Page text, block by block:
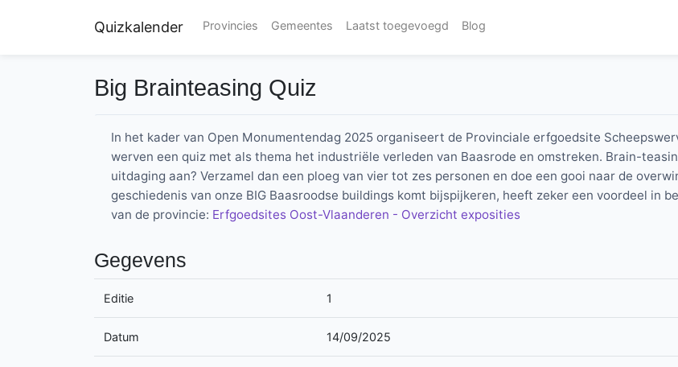
Quizkalender Provincies Gemeentes Laatst toegevoegd Blog
Big Brainteasing Quiz
In het kader van Open Monumentendag 2025 organiseert de Provinciale erfgoedsite
werven een quiz met als thema het industriële verleden van Baasrode en omstreken. Brain-
uitdaging aan? Verzamel dan een ploeg van vier tot zes personen en doe een gooi naar de
geschiedenis van onze BIG Baasroodse buildings komt bijspijkeren, heeft zeker een voordeel in
van de provincie: Erfgoedsites Oost-Vlaanderen - Overzicht exposities
Gegevens
Editie 1
Datum 14/09/2025